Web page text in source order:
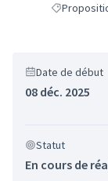
Filtrer les
Date de début
08 déc. 2025
Statut
En cours de